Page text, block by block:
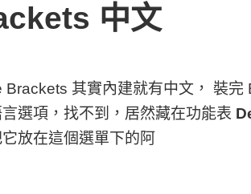
中文
Brackets 其實內建就有中文， 裝完
選項，找不到，居然藏在功能表
放在這個選單下的阿